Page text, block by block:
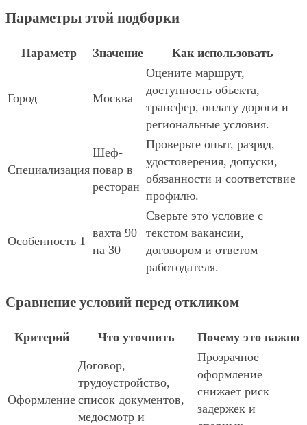
Параметры этой подборки
Параметр Значение Как использовать
Город Москва
Оцените маршрут,
доступность объекта,
трансфер, оплату дороги и
региональные условия.
Специализация
Шеф-
повар в
ресторан
Проверьте опыт, разряд,
удостоверения, допуски,
обязанности и соответствие
профилю.
Особенность 1
вахта 90
на 30
Сверьте это условие с
текстом вакансии,
договором и ответом
работодателя.
Сравнение условий перед откликом
Критерий Что уточнить Почему это важно
Оформление
Договор,
трудоустройство,
список документов,
медосмотр и
Прозрачное
оформление
снижает риск
задержек и